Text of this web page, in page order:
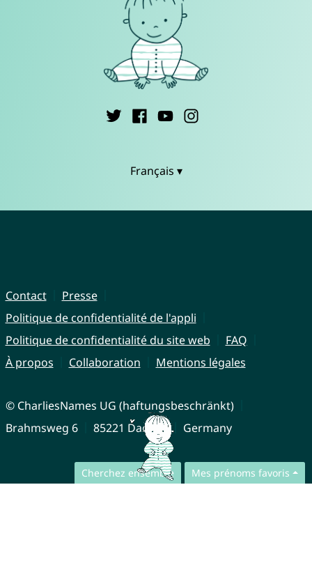
Cherchez ensemble Mes prénoms favoris
Français ▾
Contact
Presse
Politique de confidentialité de l'appli
Politique de confidentialité du site web
FAQ
À propos
Collaboration Mentions légales
© CharliesNames UG (haftungsbeschränkt)
Brahmsweg 6
85221 Dachau Germany